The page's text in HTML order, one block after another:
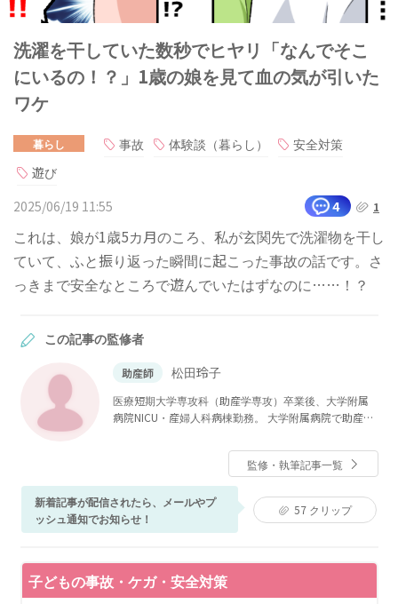
洗濯を干していた数秒でヒヤリ「なんでそこ
にいるの！？」1歳の娘を見て血の気が引いた
ワケ
暮らし 事故 体験談（暮らし）
安全対策
遊び
2025/06/19 11:55
4 1
これは、娘が1歳5カ月のころ、私が玄関先で洗濯物を干し
ていて、ふと振り返った瞬間に起こった事故の話です。さ
っきまで安全なところで遊んでいたはずなのに……！？
この記事の監修者
助産師 松田玲子
医療短期大学専攻科（助産学専攻）卒業後、大学附属
病院NICU・産婦人科病棟勤務。 大学附属病院で助産師
程修了。その後、私立大学看護学部母性看護学助教を
経て、現在ベビーカレンダーで医療系の記事執筆・監
修に携わる。
監修・執筆記事一覧
新着記事が配信されたら、メールやプ
ッシュ通知でお知らせ！
57クリップ
子どもの事故・ケガ・安全対策